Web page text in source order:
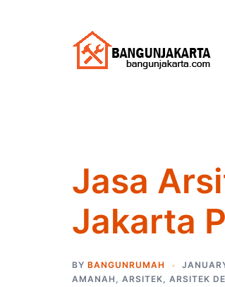
Jasa
Jakarta
BY BANGUNRUMAH
AMANAH , ARSITEK, ARSITEK